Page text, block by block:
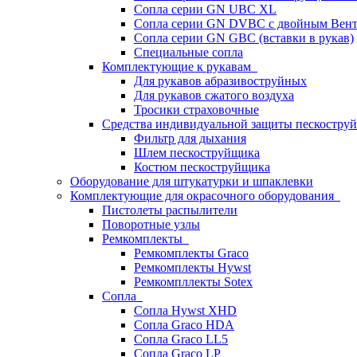
Сопла серии GN UBC XL
Сопла серии GN DVBC с двойным
Сопла серии GN GBC (вставки в рукав)
Специальные сопла
Комплектующие к рукавам
Для рукавов абразивоструйных
Для рукавов сжатого воздуха
Тросики страховочные
Средства индивидуальной защиты
Фильтр для дыхания
Шлем пескоструйщика
Костюм пескоструйщика
Оборудование для штукатурки и шпаклевки
Комплектующие для окрасочного оборудования
Пистолеты распылители
Поворотные узлы
Ремкомплекты
Ремкомплекты Graco
Ремкомплекты Hywst
Ремкомпллекты Sotex
Сопла
Сопла Hywst XHD
Сопла Graco HDA
Сопла Graco LL5
Сопла Graco LP